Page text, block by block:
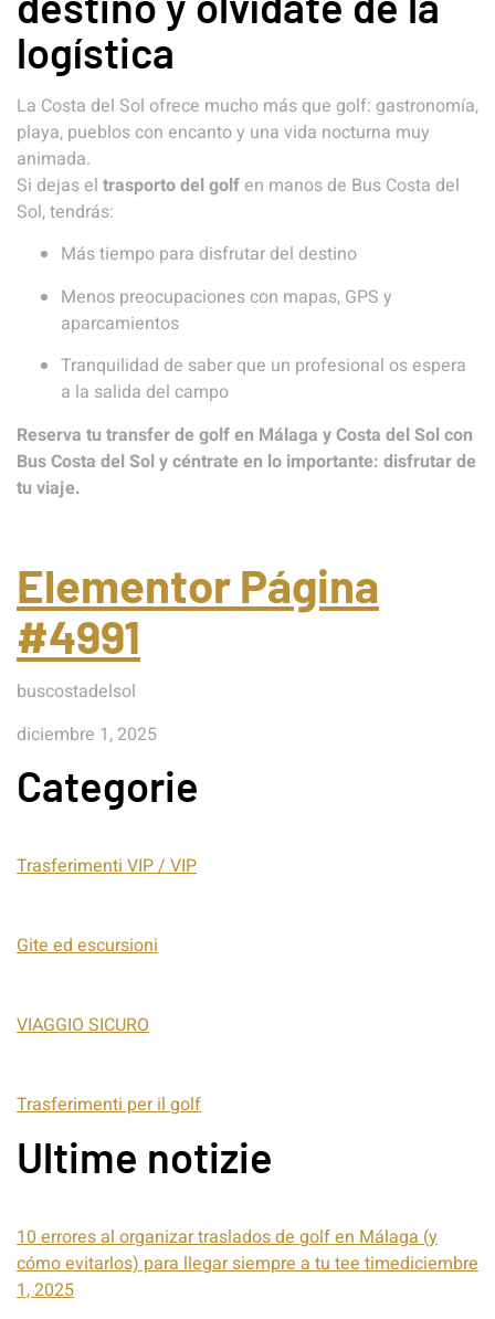
logística
La Costa del Sol ofrece mucho más que golf: gastronomía,
playa, pueblos con encanto y una vida nocturna muy
animada.
Si dejas el trasporto del golf en manos de Bus Costa del
Sol, tendrás:
Más tiempo para disfrutar del destino
Menos preocupaciones con mapas, GPS y
aparcamientos
Tranquilidad de saber que un profesional os espera
a la salida del campo
Reserva tu transfer de golf en Málaga y Costa del Sol con
Bus Costa del Sol y céntrate en lo importante: disfrutar de
tu viaje.
Elementor Página
#4991
buscostadelsol
diciembre 1, 2025
Categorie
Trasferimenti VIP / VIP
Gite ed escursioni
VIAGGIO SICURO
Trasferimenti per il golf
Ultime notizie
10 errores al organizar traslados de golf en Málaga (y
cómo evitarlos) para llegar siempre a tu tee timediciembre
1, 2025